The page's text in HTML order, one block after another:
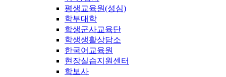
평생교육원(성심)
학부대학
학생군사교육단
학생생활상담소
한국어교육원
현장실습지원센터
학보사